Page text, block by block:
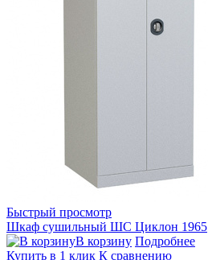
Быстрый просмотр
Шкаф сушильный ШС Циклон 1965
В корзину Подробнее
Купить в 1 клик К сравнению